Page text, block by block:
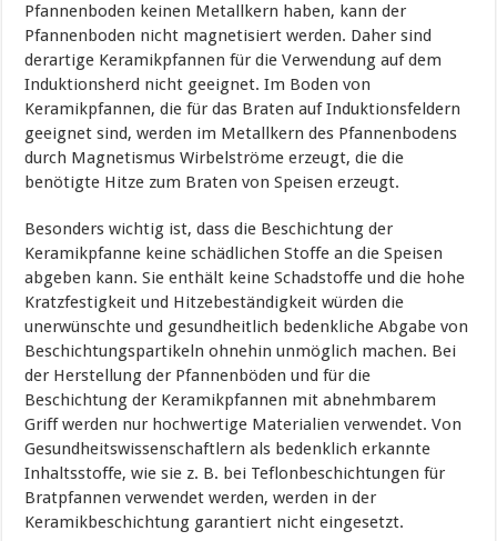
Pfannenboden keinen Metallkern haben, kann der
Pfannenboden nicht magnetisiert werden. Daher sind
derartige Keramikpfannen für die Verwendung auf dem
Induktionsherd nicht geeignet. Im Boden von
Keramikpfannen, die für das Braten auf Induktionsfeldern
geeignet sind, werden im Metallkern des Pfannenbodens
durch Magnetismus Wirbelströme erzeugt, die die
benötigte Hitze zum Braten von Speisen erzeugt.
Besonders wichtig ist, dass die Beschichtung der
Keramikpfanne keine schädlichen Stoffe an die Speisen
abgeben kann. Sie enthält keine Schadstoffe und die hohe
Kratzfestigkeit und Hitzebeständigkeit würden die
unerwünschte und gesundheitlich bedenkliche Abgabe von
Beschichtungspartikeln ohnehin unmöglich machen. Bei
der Herstellung der Pfannenböden und für die
Beschichtung der Keramikpfannen mit abnehmbarem
Griff werden nur hochwertige Materialien verwendet. Von
Gesundheitswissenschaftlern als bedenklich erkannte
Inhaltsstoffe, wie sie z. B. bei Teflonbeschichtungen für
Bratpfannen verwendet werden, werden in der
Keramikbeschichtung garantiert nicht eingesetzt.